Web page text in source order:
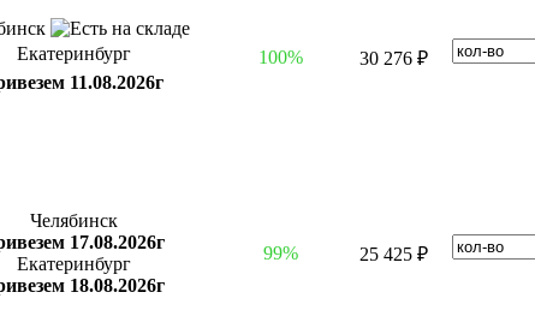
Екатеринбург
11.08.2026г
100% 30 276 ₽
Челябинск
17.08.2026г
Екатеринбург
18.08.2026г
99% 25 425 ₽